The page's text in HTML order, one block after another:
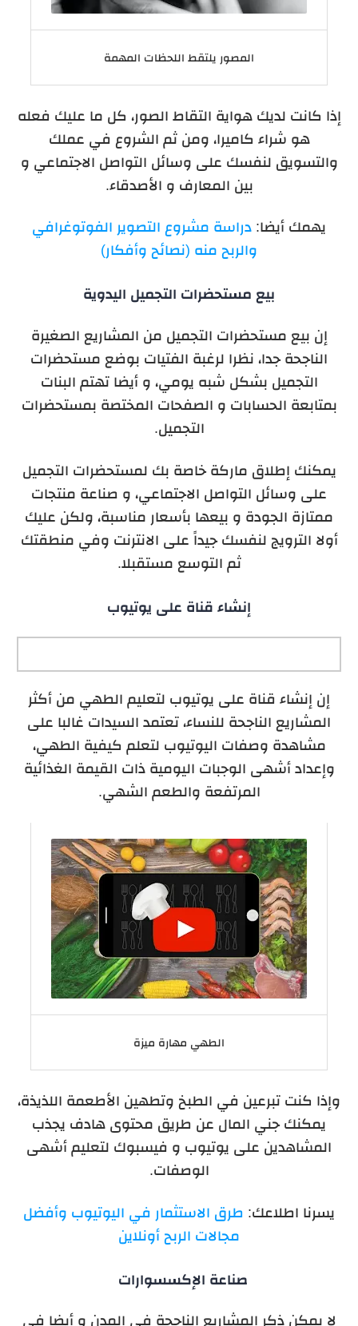
المصور يلتقط اللحظات المهمة
إذا كانت لديك هواية التقاط الصور، كل ما عليك فعله
هو شراء كاميرا، ومن ثم الشروع في عملك
والتسويق لنفسك على وسائل التواصل الاجتماعي و
بين المعارف و الأصدقاء.
يهمك أيضا: دراسة مشروع التصوير الفوتوغرافي
والربح منه (نصائح وأفكار)
بيع مستحضرات التجميل اليدوية
إن بيع مستحضرات التجميل من المشاريع الصغيرة
الناجحة جدا، نظرا لرغبة الفتيات بوضع مستحضرات
التجميل بشكل شبه يومي، و أيضا تهتم البنات
بمتابعة الحسابات و الصفحات المختصة بمستحضرات
التجميل.
يمكنك إطلاق ماركة خاصة بك لمستحضرات التجميل
على وسائل التواصل الاجتماعي، و صناعة منتجات
ممتازة الجودة و بيعها بأسعار مناسبة، ولكن عليك
أولا الترويج لنفسك جيداً على الانترنت وفي منطقتك
ثم التوسع مستقبلا.
إنشاء قناة على يوتيوب
إن إنشاء قناة على يوتيوب لتعليم الطهي من أكثر
المشاريع الناجحة للنساء، تعتمد السيدات غالبا على
مشاهدة وصفات اليوتيوب لتعلم كيفية الطهي،
وإعداد أشهى الوجبات اليومية ذات القيمة الغذائية
المرتفعة والطعم الشهي.
الطهي مهارة ميزة
وإذا كنت تبرعين في الطبخ وتطهين الأطعمة اللذيذة،
يمكنك جني المال عن طريق محتوى هادف يجذب
المشاهدين على يوتيوب و فيسبوك لتعليم أشهى
الوصفات.
يسرنا اطلاعك: طرق الاستثمار في اليوتيوب وأفضل
مجالات الربح أونلاين
صناعة الإكسسوارات
لا يمكن ذكر المشاريع الناجحة في المدن و أيضا في